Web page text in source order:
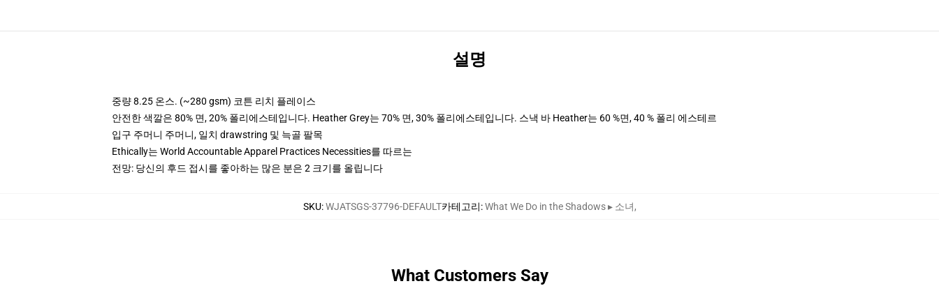
설명
중량 8.25 온스. (~280 gsm) 코튼 리치 플레이스
안전한 색깔은 80% 면, 20% 폴리에스테입니다. Heather Grey는 70% 면, 30% 폴리에스테입니다. 스낵 바 Heather는 60 %면, 40 % 폴리 에스테르
입구 주머니 주머니, 일치 drawstring 및 늑골 팔목
Ethically는 World Accountable Apparel Practices Necessities를 따르는
전망: 당신의 후드 접시를 좋아하는 많은 분은 2 크기를 올립니다
SKU:WJATSGS-37796-DEFAULT카테고리:What We Do in the Shadows ▸ 소녀,
What Customers Say